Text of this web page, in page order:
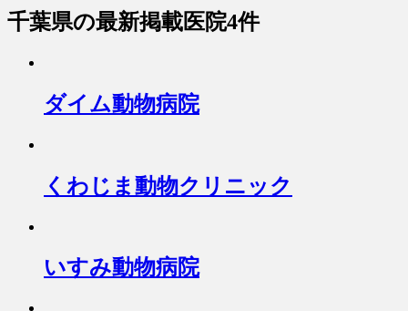
千葉県の最新掲載医院4件
ダイム動物病院
くわじま動物クリニック
いすみ動物病院